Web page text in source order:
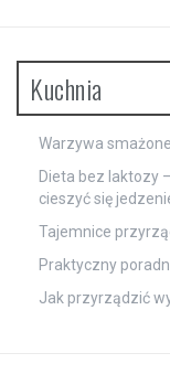
Kuchnia
Warzywa
Dieta bez laktozy
cieszyć się
Tajemnice
Praktyczny
Jak przyrządzić